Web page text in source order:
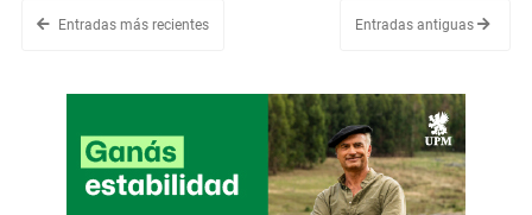
Entradas más recientes Entradas antiguas